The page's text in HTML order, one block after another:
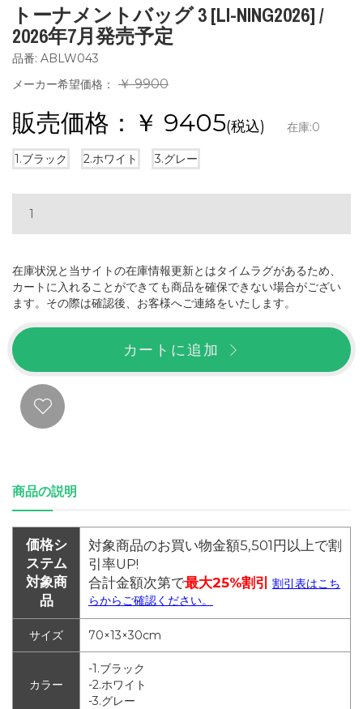
トーナメントバッグ 3 [LI-NING2026] /
2026年7月発売予定
品番: ABLW043
メーカー希望価格：
￥ 9900
販売価格：￥ 9405(税込) 在庫:0
1.ブラック 2.ホワイト 3.グレー
在庫状況と当サイトの在庫情報更新とはタイムラグがあるため、
カートに入れることができても商品を確保できない場合がござい
ます。その際は確認後、お客様へご連絡をいたします。
カートに追加
商品の説明
価格シ
ステム
対象商
品
対象商品のお買い物金額5,501円以上で割
引率UP!
合計金額次第で最大25%割引
割引表はこち
らからご確認ください。
サイズ 70×13×30cm
カラー
-1.ブラック
-2.ホワイト
-3.グレー